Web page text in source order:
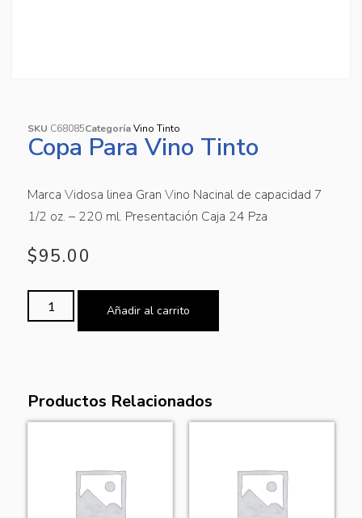
SKU C68085CategoríaVino Tinto
Copa Para Vino Tinto
Marca Vidosa linea Gran Vino Nacinal de capacidad 7
1/2 oz. – 220 ml. Presentación Caja 24 Pza
$95.00
Añadir al carrito
Productos Relacionados